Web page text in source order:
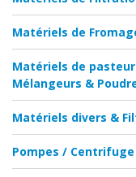
Matériels de
Matériels de
Mélangeurs &
Matériels divers &
Pompes /